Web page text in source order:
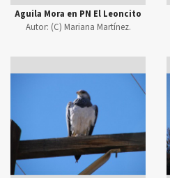
Aguila Mora en PN El Leoncito
Autor: (C) Mariana Martínez.